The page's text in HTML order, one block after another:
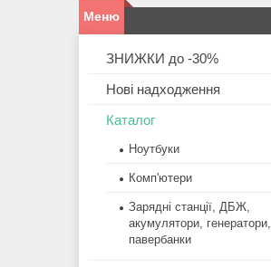
ЗНИЖКИ до -30%
Нові надходження
Каталог
Ноутбуки
Комп'ютери
Зарядні станції, ДБЖ,
акумулятори, генератори,
павербанки